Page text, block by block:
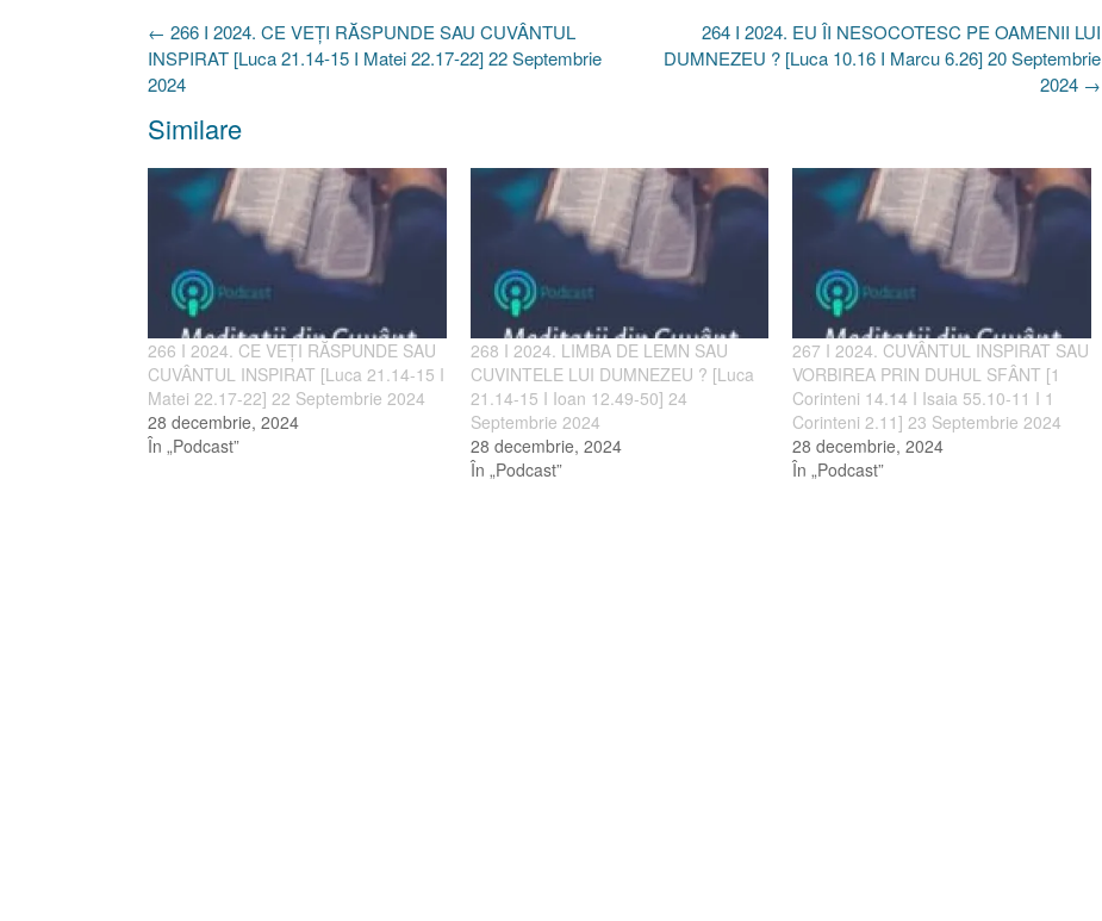
Post
navigation
264 I 2024. EU ÎI NESOCOTESC PE OAMENII LUI
DUMNEZEU ? [Luca 10.16 I Marcu 6.26] 20 Septembrie
2024 →
← 266 I 2024. CE VEȚI RĂSPUNDE SAU CUVÂNTUL
INSPIRAT [Luca 21.14-15 I Matei 22.17-22] 22 Septembrie
2024
Similare
266 I 2024. CE VEȚI RĂSPUNDE SAU
CUVÂNTUL INSPIRAT [Luca 21.14-15 I
Matei 22.17-22] 22 Septembrie 2024
28 decembrie, 2024
În „Podcast”
268 I 2024. LIMBA DE LEMN SAU
CUVINTELE LUI DUMNEZEU ? [Luca
21.14-15 I Ioan 12.49-50] 24
Septembrie 2024
28 decembrie, 2024
În „Podcast”
267 I 2024. CUVÂNTUL INSPIRAT SAU
VORBIREA PRIN DUHUL SFÂNT [1
Corinteni 14.14 I Isaia 55.10-11 I 1
Corinteni 2.11] 23 Septembrie 2024
28 decembrie, 2024
În „Podcast”